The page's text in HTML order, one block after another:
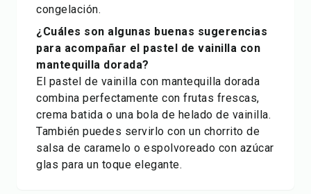
congelación.
¿Cuáles son algunas buenas sugerencias
para acompañar el pastel de vainilla con
mantequilla dorada?
El pastel de vainilla con mantequilla dorada
combina perfectamente con frutas frescas,
crema batida o una bola de helado de vainilla.
También puedes servirlo con un chorrito de
salsa de caramelo o espolvoreado con azúcar
glas para un toque elegante.